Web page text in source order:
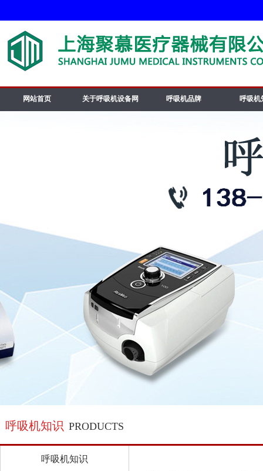
网站首页 关于呼吸机设备网 呼吸机品牌 呼吸机
呼吸机知识 PRODUCTS
呼吸机知识